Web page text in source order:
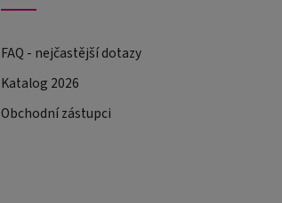
FAQ - nejčastější dotazy
Katalog 2026
Obchodní zástupci